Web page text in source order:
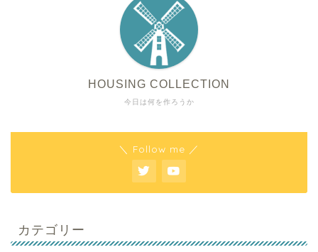
今日は何を作ろうか
HOUSING COLLECTION
＼ Follow me ／
カテゴリー